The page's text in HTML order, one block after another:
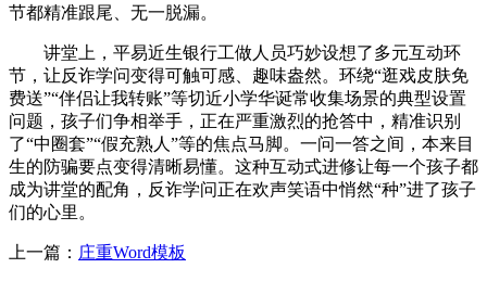
节都精准跟尾、无一脱漏。
讲堂上，平易近生银行工做人员巧妙设想了多元互动环
节，让反诈学问变得可触可感、趣味盎然。环绕“逛戏皮肤免
费送”“伴侣让我转账”等切近小学华诞常收集场景的典型设置
问题，孩子们争相举手，正在严重激烈的抢答中，精准识别
了“中圈套”“假充熟人”等的焦点马脚。一问一答之间，本来目
生的防骗要点变得清晰易懂。这种互动式进修让每一个孩子都
成为讲堂的配角，反诈学问正在欢声笑语中悄然“种”进了孩子
们的心里。
上一篇： 庄重Word模板